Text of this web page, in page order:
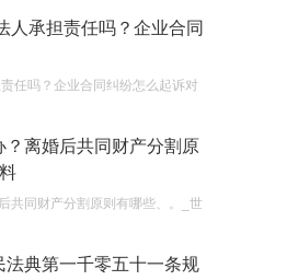
人承担责任吗？企业合同
任吗？企业合同纠纷怎么起诉对
离婚后共同财产分割原
共同财产分割原则有哪些、。_世
典第一千零五十一条规